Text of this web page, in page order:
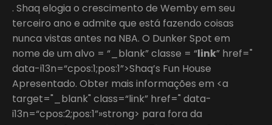
. Shaq elogia o crescimento de Wemby em seu
terceiro ano e admite que está fazendo coisas
nunca vistas antes na NBA. O Dunker Spot em
nome de um alvo = “_blank” classe = “link” href="
data-i13n=“cpos:1;pos:1”>Shaq’s Fun House
Apresentado. Obter mais informações em <a
target="_blank" class=“link” href=" data-
i13n=“cpos:2;pos:1”»strong> para fora da